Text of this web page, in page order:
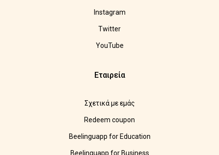
Instagram
Twitter
YouTube
Εταιρεία
Σχετικά με εμάς
Redeem coupon
Beelinguapp for Education
Beelinguapp for Business